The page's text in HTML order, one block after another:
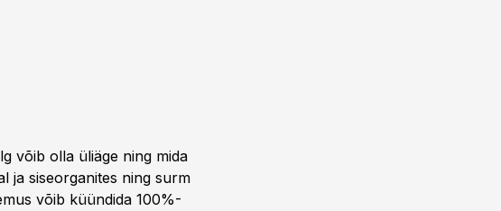
võib olla üliäge ning mida
ja siseorganites ning surm
võib küündida 100%-